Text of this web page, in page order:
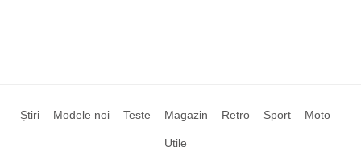
Știri Modele noi Teste Magazin Retro Sport Moto
Utile